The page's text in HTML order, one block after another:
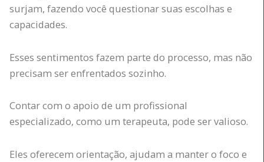
surjam, fazendo você questionar suas escolhas e
capacidades.
Esses sentimentos fazem parte do processo, mas não
precisam ser enfrentados sozinho.
Contar com o apoio de um profissional
especializado, como um terapeuta, pode ser valioso.
Eles oferecem orientação, ajudam a manter o foco e